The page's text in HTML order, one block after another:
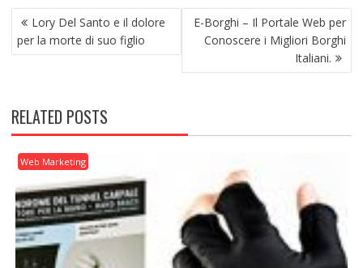
NAVIGAZIONE
ARTICOLI
Lory Del Santo e il dolore
per la morte di suo figlio
E-Borghi – Il Portale Web per
Conoscere i Migliori Borghi
Italiani.
RELATED POSTS
Web Marketing